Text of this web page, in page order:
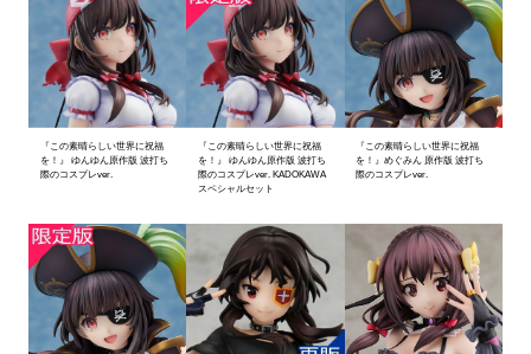
『この素晴らしい世界に祝福
を！』 ゆんゆん原作版 波打ち
際のコスプレver.
『この素晴らしい世界に祝福
を！』 ゆんゆん原作版 波打ち
際のコスプレver. KADOKAWA
スペシャルセット
『この素晴らしい世界に祝福
を！』めぐみん 原作版 波打ち
際のコスプレver.